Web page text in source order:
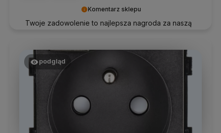
Komentarz sklepu
Twoje zadowolenie to najlepsza nagroda za naszą
podgląd